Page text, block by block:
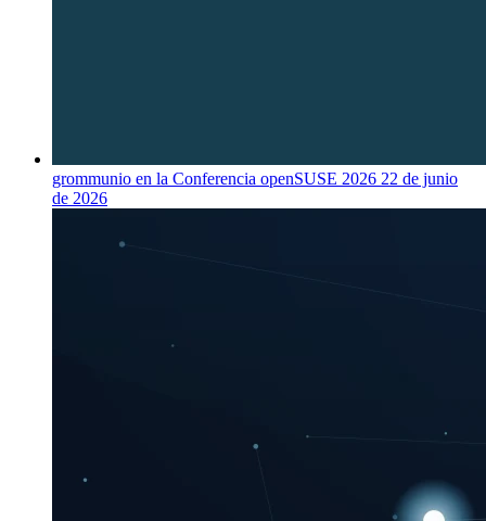
grommunio en la Conferencia openSUSE 2026 22 de junio
de 2026